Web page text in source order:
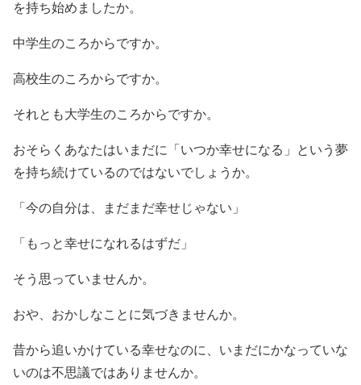
を持ち始めましたか。
中学生のころからですか。
高校生のころからですか。
それとも大学生のころからですか。
おそらくあなたはいまだに「いつか幸せになる」という夢
を持ち続けているのではないでしょうか。
「今の自分は、まだまだ幸せじゃない」
「もっと幸せになれるはずだ」
そう思っていませんか。
おや、おかしなことに気づきませんか。
昔から追いかけている幸せなのに、いまだにかなっていな
いのは不思議ではありませんか。